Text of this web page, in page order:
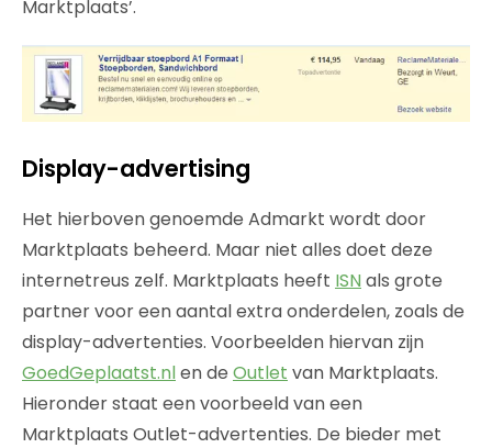
Marktplaats’.
Display-advertising
Het hierboven genoemde Admarkt wordt door
Marktplaats beheerd. Maar niet alles doet deze
internetreus zelf. Marktplaats heeft ISN als grote
partner voor een aantal extra onderdelen, zoals de
display-advertenties. Voorbeelden hiervan zijn
GoedGeplaatst.nlen de Outlet van Marktplaats.
Hieronder staat een voorbeeld van een
Marktplaats Outlet-advertenties. De bieder met